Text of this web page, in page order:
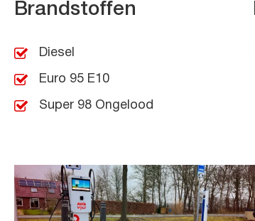
Brandstoffen
Diesel
Euro 95 E10
Super 98 Ongelood